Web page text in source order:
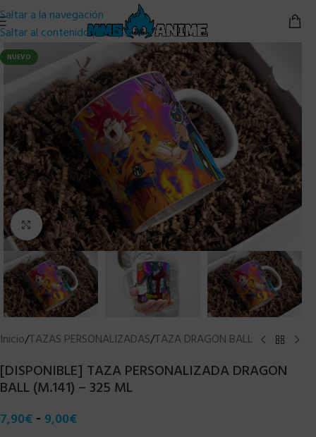
Saltar a la navegación
Saltar al contenido principal
NUEVO
Clic para ampliar
Inicio/TAZAS PERSONALIZADAS/TAZA DRAGON BALL
[DISPONIBLE] TAZA PERSONALIZADA DRAGON
BALL (M.141) – 325 ML
7,90€ - 9,00€